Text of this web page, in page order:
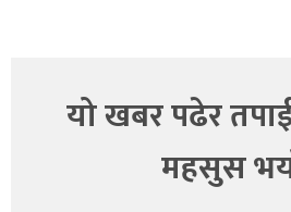
यो खबर पढेर
महसुस